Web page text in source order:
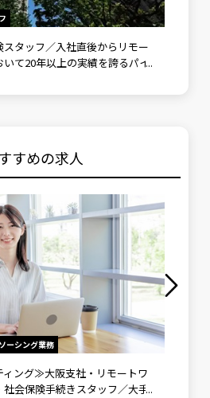
タッフ／入社直後からリモー
いて20年以上の実績を誇るパイ
すめの求人
ーシング業務
ング≫大阪支社・リモートワ
社会保険手続きスタッフ／大手